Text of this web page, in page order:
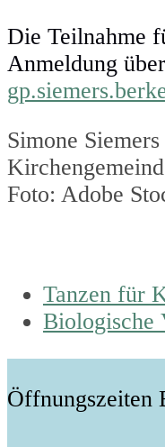
Die Teilnahme
Anmeldung
Simone Siemers
Foto: Adobe
previous
post:
Tanzen für
next
Biologische
Öffnungszeiten